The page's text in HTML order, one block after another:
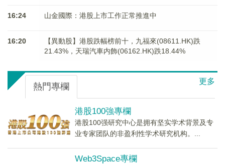
16:24 山金國際：港股上市工作正常推進中
16:20
【異動股】港股跌幅榜前十，九福來(08611.HK)跌
21.43%，天瑞汽車内飾(06162.HK)跌18.44%
更多
熱門專欄
港股100強專欄
港股100强研究中心是拥有坚实学术背景及专
业专家团队的非盈利性学术研究机构。...
Web3Space專欄